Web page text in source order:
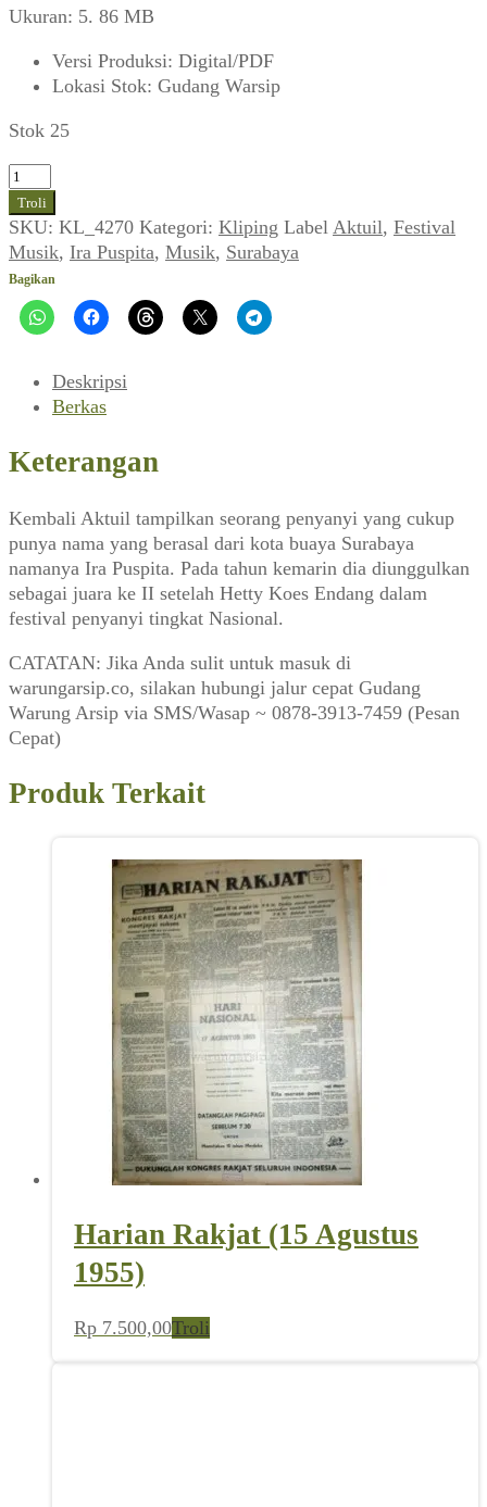
Ukuran: 5. 86 MB
Versi Produksi: Digital/PDF
Lokasi Stok: Gudang Warsip
Stok 25
Kuantitas
Hernia
Abortus
~
Perihal
Busana:
Ira
(Aktuil,
Maret
Troli
SKU: KL_4270 Kategori: Kliping Label Aktuil, Festival
Musik, Ira Puspita, Musik, Surabaya
Bagikan
Deskripsi
Berkas
Keterangan
Kembali Aktuil tampilkan seorang penyanyi yang cukup
punya nama yang berasal dari kota buaya Surabaya
namanya Ira Puspita. Pada tahun kemarin dia diunggulkan
sebagai juara ke II setelah Hetty Koes Endang dalam
festival penyanyi tingkat Nasional.
CATATAN: Jika Anda sulit untuk masuk di
warungarsip.co, silakan hubungi jalur cepat Gudang
Warung Arsip via SMS/Wasap ~ 0878-3913-7459 (Pesan
Cepat)
Produk Terkait
Harian Rakjat (15 Agustus
1955)
Rp 7.500,00Troli